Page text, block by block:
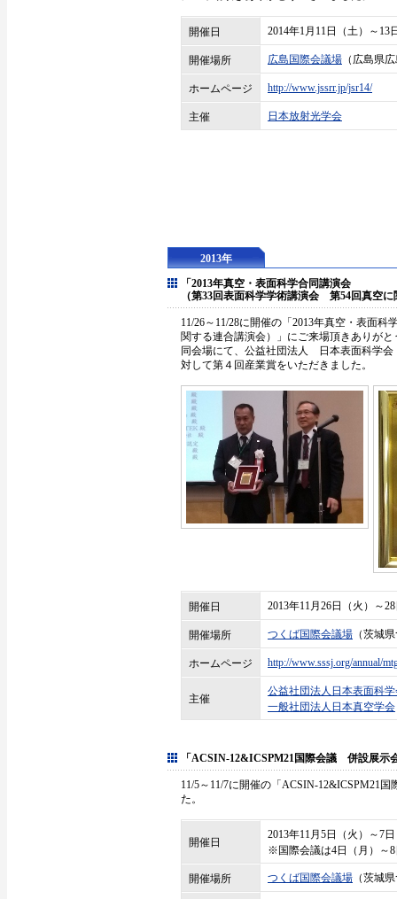
開催日 2014年1月11日（土）～13
開催場所 広島国際会議場 （広島県
ホームページ http://www.jssrr.jp/jsr14/
主催 日本放射光学会
2013年
「2013年真空・表面科学合同講演会
（第33回表面科学学術講演会 第54回真空
11/26～11/28に開催の「2013年真空・表面
関する連合講演会）」にご来場頂きありが
同会場にて、公益社団法人 日本表面科学
対して第４回産業賞をいただきました。
開催日 2013年11月26日（火）～
開催場所 つくば国際会議場 （茨城
ホームページ http://www.sssj.org/annual/
主催
公益社団法人日本表面科
一般社団法人日本真空学会
「ACSIN-12&ICSPM21国際会議 併設展示
11/5～11/7に開催の「ACSIN-12&ICSPM21
た。
開催日
2013年11月5日（火）～7
※国際会議は4日（月）～
開催場所 つくば国際会議場 （茨城